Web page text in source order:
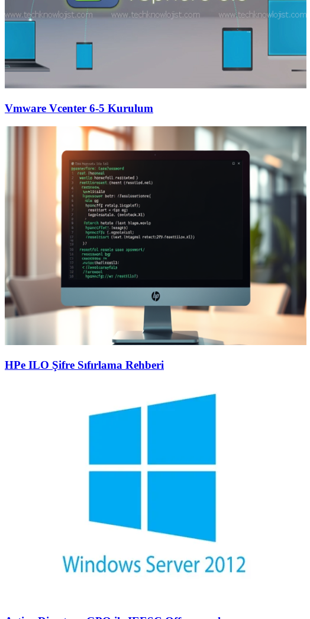
Vmware Vcenter 6-5 Kurulum
HPe ILO Şifre Sıfırlama Rehberi